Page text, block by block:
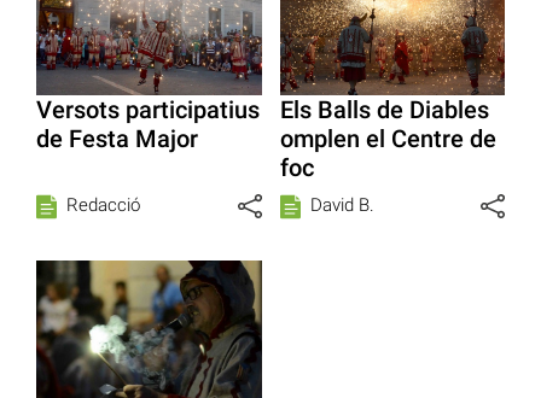
Versots participatius
de Festa Major
Redacció
Els Balls de Diables
omplen el Centre de
foc
David B.